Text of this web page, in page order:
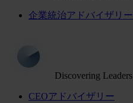
企業統治アドバイザリー
Discovering Leaders
CEOアドバイザリー